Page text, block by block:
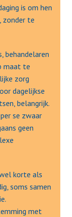
is om hen
zonder te
behandelaren
maat te
zorg
dagelijkse
belangrijk.
se zwaar
geen
korte als
soms samen
met